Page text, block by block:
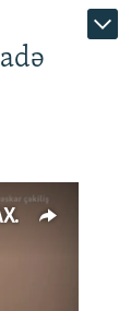
'Məni təpiklədilər ki...' - Daşkəsəndə AXCP fəalının yaxınları onun həbsinə etiraz edirlər